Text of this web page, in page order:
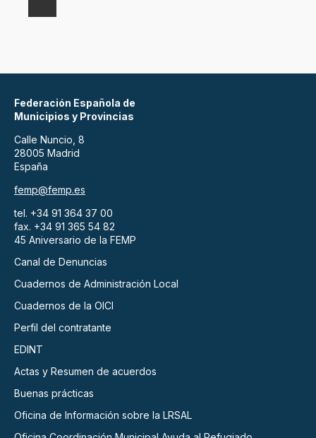
Federación Española de
Municipios y Provincias
Calle Nuncio, 8
28005 Madrid
España
femp@femp.es
tel. +34 91 364 37 00
fax. +34 91 365 54 82
45 Aniversario de la FEMP
Canal de Denuncias
Cuadernos de Administración Local
Cuadernos de la OICI
Perfil del contratante
EDINT
Actas y Resumen de acuerdos
Buenas prácticas
Oficina de Información sobre la LRSAL